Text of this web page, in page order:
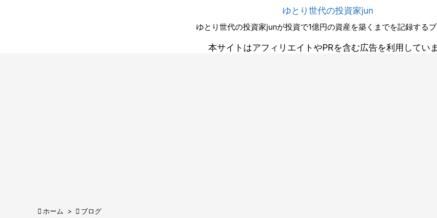
ゆとり世代の投資家jun
ゆとり世代の投資家junが投資で1億円の資産を築くまでを記録するブ
本サイトはアフィリエイトやPRを含む広告を利用してい
 ホーム >  ブログ